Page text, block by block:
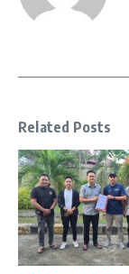
Related Posts